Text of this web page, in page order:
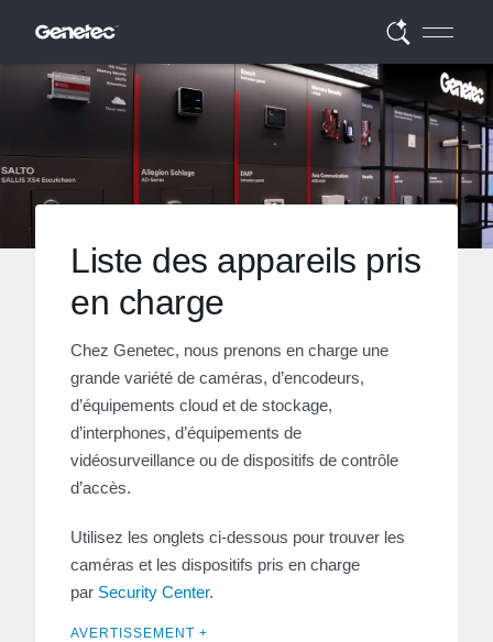
Liste des appareils pris
en charge
Chez Genetec, nous prenons en charge une
grande variété de caméras, d’encodeurs,
d’équipements cloud et de stockage,
d’interphones, d’équipements de
vidéosurveillance ou de dispositifs de contrôle
d’accès.
Utilisez les onglets ci-dessous pour trouver les
caméras et les dispositifs pris en charge
par Security Center.
AVERTISSEMENT +